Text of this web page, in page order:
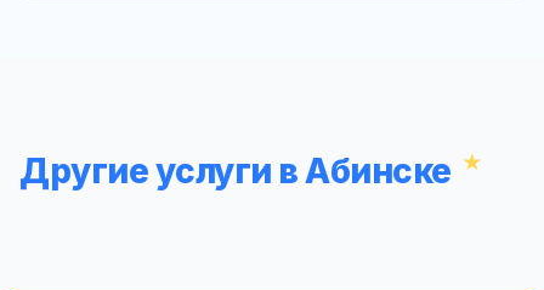
Другие услуги в Абинске